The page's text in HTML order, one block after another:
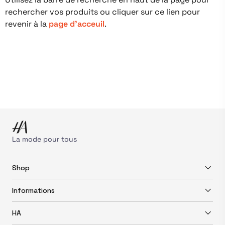
rechercher vos produits ou cliquer sur ce lien pour
revenir à la page d'acceuil.
La mode pour tous
Shop
Informations
HA